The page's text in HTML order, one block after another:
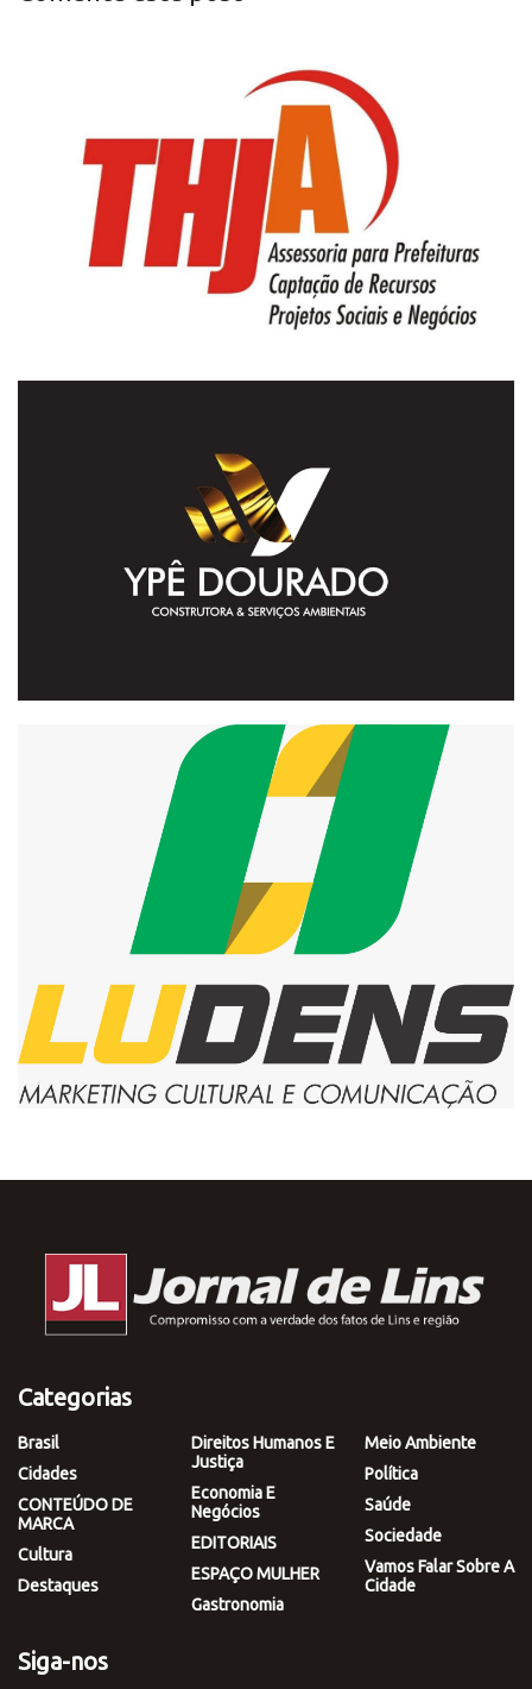
Categorias
Brasil
Cidades
CONTEÚDO DE
MARCA
Cultura
Destaques
Direitos Humanos E
Justiça
Economia E
Negócios
EDITORIAIS
ESPAÇO MULHER
Gastronomia
Meio Ambiente
Política
Saúde
Sociedade
Vamos Falar Sobre A
Cidade
Siga-nos